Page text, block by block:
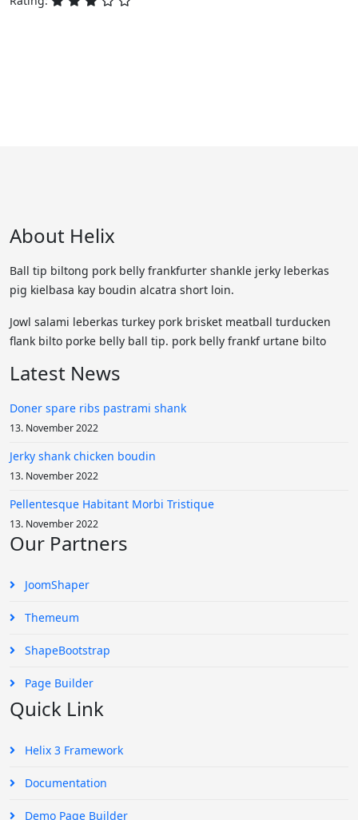
About Helix
Ball tip biltong pork belly frankfurter shankle jerky leberkas
pig kielbasa kay boudin alcatra short loin.
Jowl salami leberkas turkey pork brisket meatball turducken
flank bilto porke belly ball tip. pork belly frankf urtane bilto
Latest News
Doner spare ribs pastrami shank
13. November 2022
Jerky shank chicken boudin
13. November 2022
Pellentesque Habitant Morbi Tristique
13. November 2022
Our Partners
JoomShaper
Themeum
ShapeBootstrap
Page Builder
Quick Link
Helix 3 Framework
Documentation
Demo Page Builder